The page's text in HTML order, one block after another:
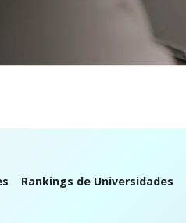
Rankings de Universidades